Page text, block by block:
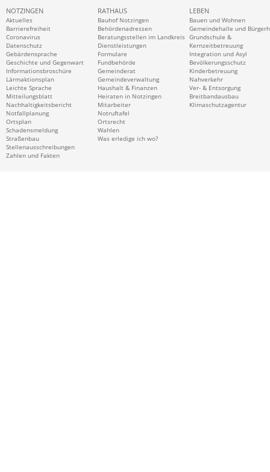
NOTZINGEN
Aktuelles
Barrierefreiheit
Coronavirus
Datenschutz
Gebärdensprache
Geschichte und Gegenwart
Informationsbroschüre
Lärmaktionsplan
Leichte Sprache
Mitteilungsblatt
Nachhaltigkeitsbericht
Notfallplanung
Ortsplan
Schadensmeldung
Straßenbau
Stellenausschreibungen
Zahlen und Fakten
RATHAUS
Bauhof Notzingen
Behördenadressen
Beratungsstellen im Landkreis
Dienstleistungen
Formulare
Fundbehörde
Gemeinderat
Gemeindeverwaltung
Haushalt & Finanzen
Heiraten in Notzingen
Mitarbeiter
Notruftafel
Ortsrecht
Wahlen
Was erledige ich wo?
LEBEN
Bauen und Wohnen
Gemeindehalle und
Grundschule &
Kernzeitbetreuung
Integration und Asyl
Bevölkerungsschutz
Kinderbetreuung
Nahverkehr
Ver- & Entsorgung
Breitbandausbau
Klimaschutzagentur